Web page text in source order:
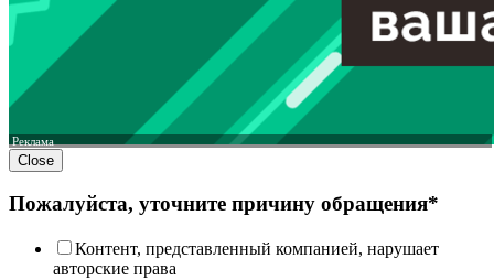
Реклама
Close
Пожалуйста, уточните причину обращения*
Контент, представленный компанией, нарушает
авторские права